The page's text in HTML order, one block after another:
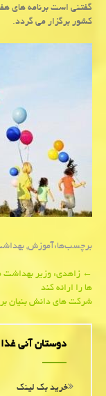
كشور برگزار می گردد.
برچسب‌ها:آموزش,
Post
navigation
←زاهدی: وزیر بهداشت
ها را ارائه كند
شركت های دانش بنیان
دوستان آنی غذا
خرید بک لینک